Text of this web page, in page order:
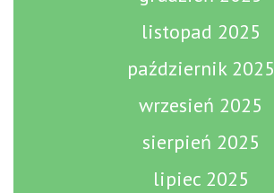
listopad 2025
październik 2025
wrzesień 2025
sierpień 2025
lipiec 2025